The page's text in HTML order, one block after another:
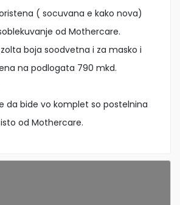
( socuvana e kako nova)
od Mothercare.
boja soodvetna i za masko i
na podlogata 790 mkd.
da bide vo komplet so postelnina
od Mothercare.